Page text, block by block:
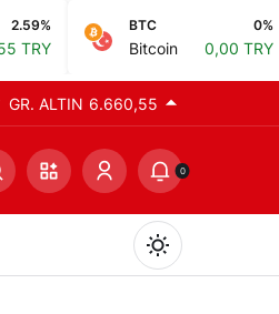
BTC 0%
Bitcoin 0,00 TRY
ETH
GR. ALTIN 6.660,55
0